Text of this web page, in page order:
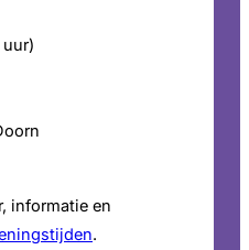
informatie en
.